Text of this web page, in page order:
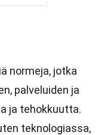
normeja, jotka
palveluiden ja
ja tehokkuutta.
teknologiassa,